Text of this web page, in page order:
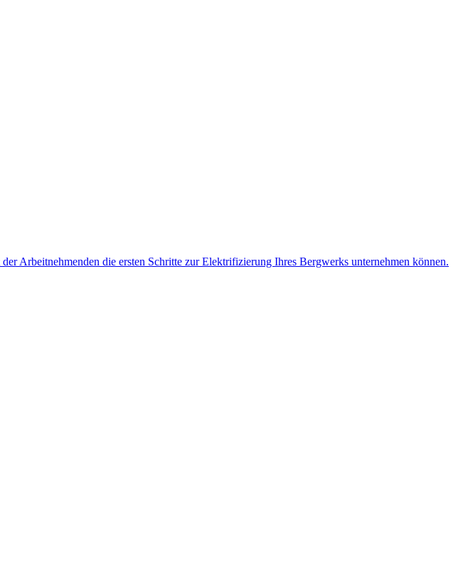
Arbeitnehmenden die ersten Schritte zur Elektrifizierung Ihres Bergwerks unternehmen können.